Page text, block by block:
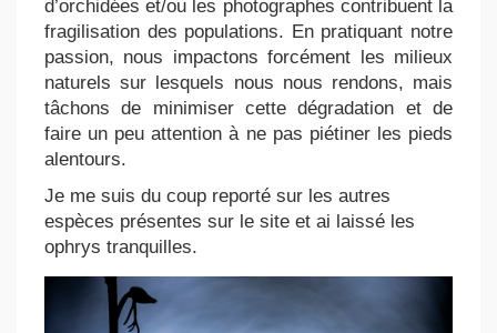
d’orchidées et/ou les photographes contribuent la
fragilisation des populations. En pratiquant notre
passion, nous impactons forcément les milieux
naturels sur lesquels nous nous rendons, mais
tâchons de minimiser cette dégradation et de
faire un peu attention à ne pas piétiner les pieds
alentours.
Je me suis du coup reporté sur les autres
espèces présentes sur le site et ai laissé les
ophrys tranquilles.